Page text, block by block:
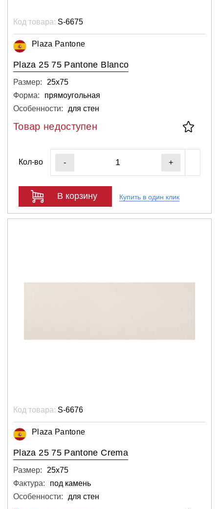
Код товара: S-6675
Plaza Pantone
Plaza 25 75 Pantone Blanco
Размер:
25х75
Форма:
прямоугольная
Особенности:
для стен
Товар недоступен
Кол-во - +
В корзину Купить в один клик
Код товара: S-6676
Plaza Pantone
Plaza 25 75 Pantone Crema
Размер:
25х75
Фактура:
под камень
Особенности:
для стен